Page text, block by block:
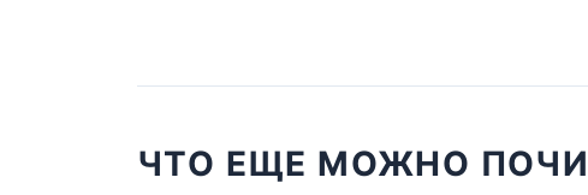
ЧТО ЕЩЕ МОЖНО